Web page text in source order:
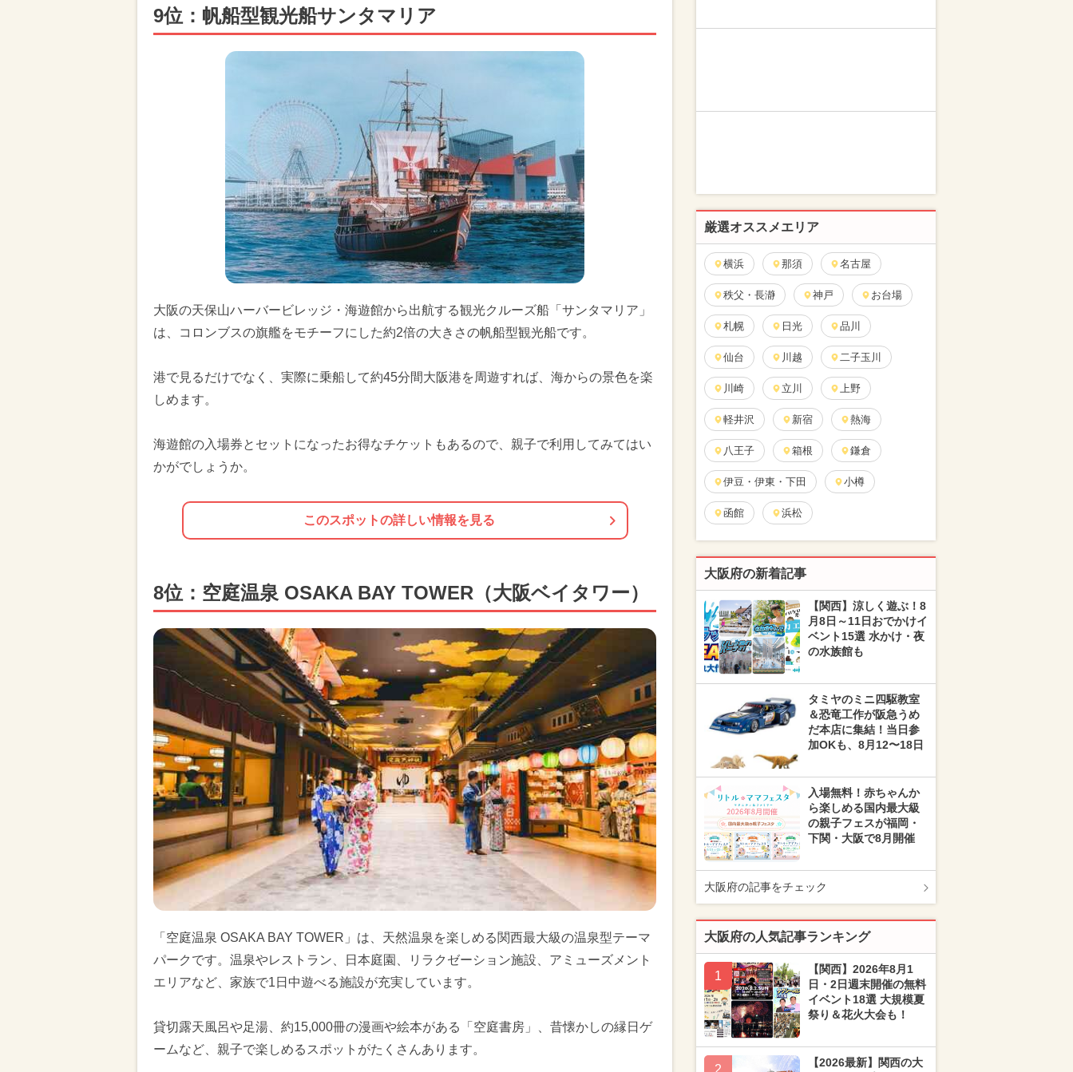
9位：帆船型観光船サンタマリア
大阪の天保山ハーバービレッジ・海遊館から出航する観光クルーズ船「サンタマリア」
は、コロンブスの旗艦をモチーフにした約2倍の大きさの帆船型観光船です。
港で見るだけでなく、実際に乗船して約45分間大阪港を周遊すれば、海からの景色を楽
しめます。
海遊館の入場券とセットになったお得なチケットもあるので、親子で利用してみてはい
かがでしょうか。
このスポットの詳しい情報を見る
8位：空庭温泉 OSAKA BAY TOWER（大阪ベイタワー）
「空庭温泉 OSAKA BAY TOWER」は、天然温泉を楽しめる関西最大級の温泉型テーマ
パークです。温泉やレストラン、日本庭園、リラクゼーション施設、アミューズメント
エリアなど、家族で1日中遊べる施設が充実しています。
貸切露天風呂や足湯、約15,000冊の漫画や絵本がある「空庭書房」、昔懐かしの縁日ゲ
ームなど、親子で楽しめるスポットがたくさんあります。
厳選オススメエリア
横浜 那須 名古屋
秩父・長瀞 神戸 お台場
札幌 日光 品川
仙台 川越 二子玉川
川崎 立川 上野
軽井沢 新宿 熱海
八王子 箱根 鎌倉
伊豆・伊東・下田 小樽
函館 浜松
大阪府の新着記事
【関西】涼しく遊ぶ！8
月8日～11日おでかけイ
ベント15選 水かけ・夜
の水族館も
タミヤのミニ四駆教室
＆恐竜工作が阪急うめ
だ本店に集結！当日参
加OKも、8月12〜18日
入場無料！赤ちゃんか
ら楽しめる国内最大級
の親子フェスが福岡・
下関・大阪で8月開催
大阪府の記事をチェック
大阪府の人気記事ランキング
1
【関西】2026年8月1
日・2日週末開催の無料
イベント18選 大規模夏
祭り＆花火大会も！
2
【2026最新】関西の大